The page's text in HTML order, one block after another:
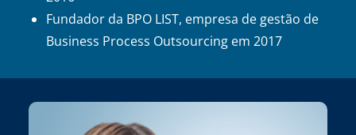
Fundador da BPO LIST, empresa de gestão de
Business Process Outsourcing em 2017